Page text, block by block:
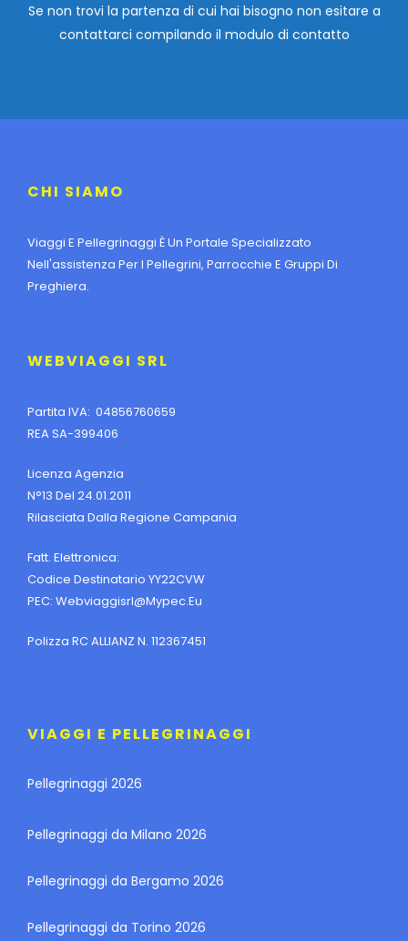
Se non trovi la partenza di cui hai bisogno non esitare a
contattarci compilando il modulo di contatto
CHI SIAMO
Viaggi E Pellegrinaggi È Un Portale Specializzato
Nell'assistenza Per I Pellegrini, Parrocchie E Gruppi Di
Preghiera.
WEBVIAGGI SRL
Partita IVA: 04856760659
REA SA-399406
Licenza Agenzia
N°13 Del 24.01.2011
Rilasciata Dalla Regione Campania
Fatt. Elettronica:
Codice Destinatario YY22CVW
PEC: Webviaggisrl@mypec.eu
Polizza RC ALLIANZ N. 112367451
VIAGGI E PELLEGRINAGGI
Pellegrinaggi 2026
Pellegrinaggi da Milano 2026
Pellegrinaggi da Bergamo 2026
Pellegrinaggi da Torino 2026